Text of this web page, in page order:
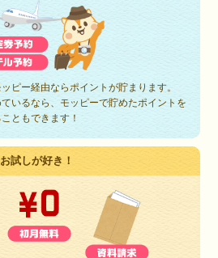
ピー経由ならポイントが貯まります。
いるなら、モッピーで貯めたポイントを
ともできます！
お試しが好き！